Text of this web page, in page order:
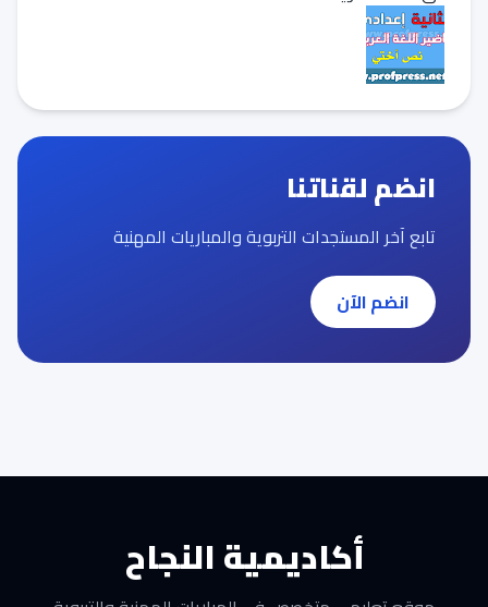
انضم لقناتنا
تابع آخر المستجدات التربوية والمباريات المهنية
انضم الآن
أكاديمية النجاح